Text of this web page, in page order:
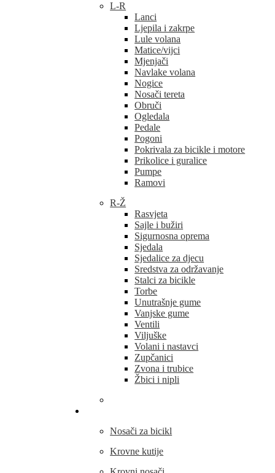
L-R
Lanci
Ljepila i zakrpe
Lule volana
Matice/vijci
Mjenjači
Navlake volana
Nogice
Nosači tereta
Obruči
Ogledala
Pedale
Pogoni
Pokrivala za bicikle i motore
Prikolice i guralice
Pumpe
Ramovi
R-Ž
Rasvjeta
Sajle i bužiri
Sigurnosna oprema
Sjedala
Sjedalice za djecu
Sredstva za održavanje
Stalci za bicikle
Torbe
Unutrašnje gume
Vanjske gume
Ventili
Viljuške
Volani i nastavci
Zupčanici
Zvona i trubice
Žbici i nipli
Nosači za bicikl
Krovne kutije